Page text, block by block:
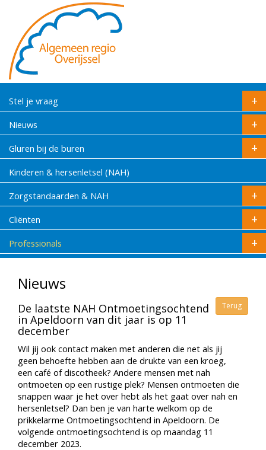
Stel je vraag
Nieuws
Gluren bij de buren
Kinderen & hersenletsel (NAH)
Zorgstandaarden & NAH
Cliënten
Professionals
Nieuws
Terug
De laatste NAH Ontmoetingsochtend
in Apeldoorn van dit jaar is op 11
december
Wil jij ook contact maken met anderen die net als jij
geen behoefte hebben aan de drukte van een kroeg,
een café of discotheek? Andere mensen met nah
ontmoeten op een rustige plek? Mensen ontmoeten die
snappen waar je het over hebt als het gaat over nah en
hersenletsel? Dan ben je van harte welkom op de
prikkelarme Ontmoetingsochtend in Apeldoorn. De
volgende ontmoetingsochtend is op maandag 11
december 2023.